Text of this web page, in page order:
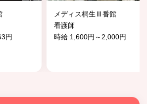
円
メディス桐生Ⅲ番館
看護師
時給 1,600円～2,000円